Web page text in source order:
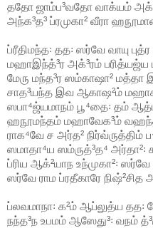
ததோ ஜாம்ப³வதோ வாக்யம்
அந்க³த³ ப்ரமுகா² வீரா
ப்ரீதிமந்த꞉ தத꞉ ஸர்வே வாயு புத்ர
மஹாஇந்த்³ர அக்³ரம் பரித்யஜ்ய
மேரு மந்த³ர ஸம்காஷா² மத்தா
சாத³யந்த இவ ஆகாஷ²ம்
ஸபா⁴ஜ்யமாநம் பூ⁴தை꞉ தம்
ஹநூமந்தம் மஹாவேக³ம் வஹந்த
ராக⁴வே ச அர்த² நிர்வ்ருத்திம்
ஸமாதா⁴ய ஸம்ருத்³த⁴ அர்தா²꞉
ப்ரிய ஆக்²யாந உந்முகா²꞉ ஸர்வே
ஸர்வே ராம ப்ரதீகாரே நிஷ்²சித
ப்லவமாநா꞉ க²ம் ஆப்லுத்ய தத꞉
நந்த³ந உபமம் ஆஸேது³꞉ வநம்